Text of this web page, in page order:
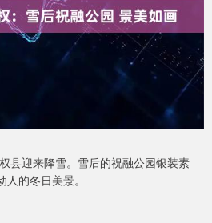
县迎来降雪。雪后的祝融公园银装素
的冬日美景。